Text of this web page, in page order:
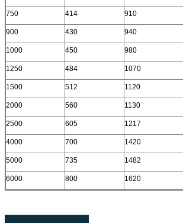
750 414 910
900 430 940
1000 450 980
1250 484 1070
1500 512 1120
2000 560 1130
2500 605 1217
4000 700 1420
5000 735 1482
6000 800 1620